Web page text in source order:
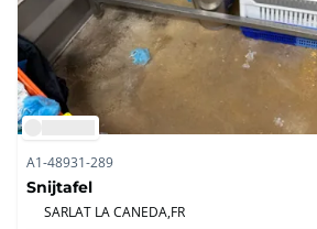
A1-48931-289
Snijtafel
SARLAT LA CANEDA,FR